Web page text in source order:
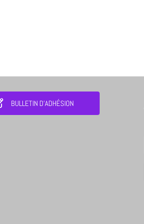
BULLETIN D'ADHÉSION